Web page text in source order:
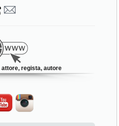
attore, regista, autore